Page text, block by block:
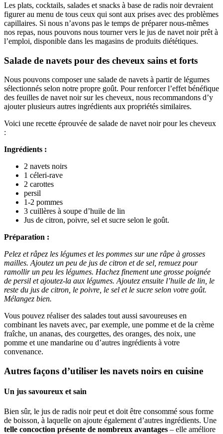
Les plats, cocktails, salades et snacks à base de radis noir devraient
figurer au menu de tous ceux qui sont aux prises avec des problèmes
capillaires. Si nous n’avons pas le temps de préparer nous-mêmes
nos repas, nous pouvons nous tourner vers le jus de navet noir prêt à
l’emploi, disponible dans les magasins de produits diététiques.
Salade de navets pour des cheveux sains et forts
Nous pouvons composer une salade de navets à partir de légumes
sélectionnés selon notre propre goût. Pour renforcer l’effet bénéfique
des feuilles de navet noir sur les cheveux, nous recommandons d’y
ajouter plusieurs autres ingrédients aux propriétés similaires.
Voici une recette éprouvée de salade de navet noir pour les cheveux
:
Ingrédients :
2 navets noirs
1 céleri-rave
2 carottes
persil
1-2 pommes
3 cuillères à soupe d’huile de lin
Jus de citron, poivre, sel et sucre selon le goût.
Préparation :
Pelez et râpez les légumes et les pommes sur une râpe à grosses
mailles. Ajoutez un peu de jus de citron et de sel, remuez pour
ramollir un peu les légumes. Hachez finement une grosse poignée
de persil et ajoutez-la aux légumes. Ajoutez ensuite l’huile de lin, le
reste du jus de citron, le poivre, le sel et le sucre selon votre goût.
Mélangez bien.
Vous pouvez réaliser des salades tout aussi savoureuses en
combinant les navets avec, par exemple, une pomme et de la crème
fraîche, un ananas, des courgettes, des oranges, des noix, une
pomme et une mandarine ou d’autres ingrédients à votre
convenance.
Autres façons d’utiliser les navets noirs en cuisine
Un jus savoureux et sain
Bien sûr, le jus de radis noir peut et doit être consommé sous forme
de boisson, à laquelle on ajoute également d’autres ingrédients. Une
telle concoction présente de nombreux avantages – elle améliore